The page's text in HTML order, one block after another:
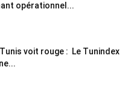
opérationnel...
voit rouge : Le Tunindex